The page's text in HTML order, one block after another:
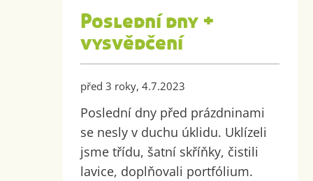
Poslední dny +
vysvědčení
před 3 roky, 4.7.2023
Poslední dny před prázdninami
se nesly v duchu úklidu. Uklízeli
jsme třídu, šatní skříňky, čistili
lavice, doplňovali portfólium.